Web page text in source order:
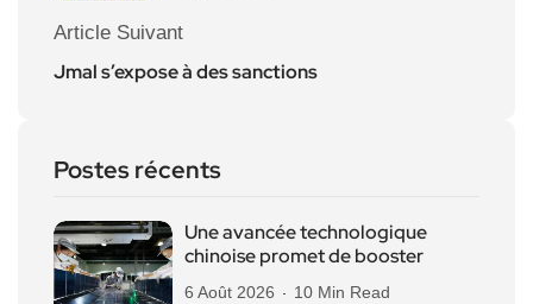
Article Suivant
Jmal s’expose à des sanctions
Postes récents
Une avancée technologique
chinoise promet de booster
6 Août 2026 10 Min Read